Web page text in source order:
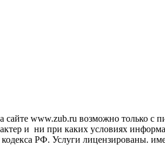
www.zub.ru возможно только с
и ни при каких условиях
РФ. Услуги лицензированы.